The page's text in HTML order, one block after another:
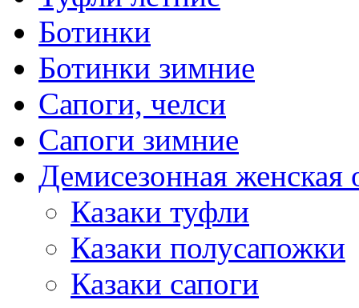
Ботинки
Ботинки зимние
Сапоги, челси
Сапоги зимние
Демисезонная женская
Казаки туфли
Казаки полусапожки
Казаки сапоги